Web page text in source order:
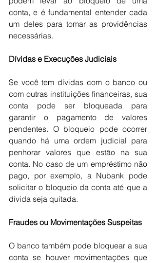
conta, e é fundamental entender cada
um deles para tomar as providências
necessárias.
Dívidas e Execuções Judiciais
Se você tem dívidas com o banco ou
com outras instituições financeiras, sua
conta pode ser bloqueada para
garantir o pagamento de valores
pendentes. O bloqueio pode ocorrer
quando há uma ordem judicial para
penhorar valores que estão na sua
conta. No caso de um empréstimo não
pago, por exemplo, a Nubank pode
solicitar o bloqueio da conta até que a
dívida seja quitada.
Fraudes ou Movimentações Suspeitas
O banco também pode bloquear a sua
conta se houver movimentações que